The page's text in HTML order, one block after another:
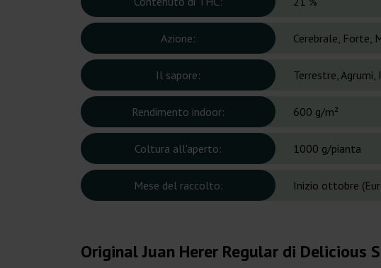
Azione: Cerebrale, Forte,
Il sapore: Terrestre, Agrumi,
Rendimento indoor: 600 g/m²
Coltura all'aperto: 1000 g/pianta
Mese del raccolto: Inizio ottobre
Original Juan Herer Regular di Delicious